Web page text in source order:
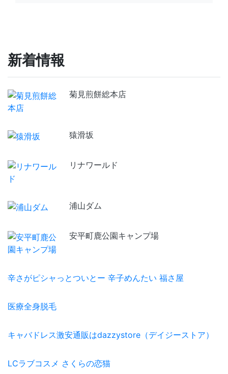
新着情報
菊見煎餅総本店
猿滑坂
リナワールド
浦山ダム
安平町鹿公園キャンプ場
辛さがピシャっとついとー 辛子めんたい 福さ屋
医療全身脱毛
キャバドレス激安通販はdazzystore（デイジーストア）
LCラブコスメ さくらの恋猫